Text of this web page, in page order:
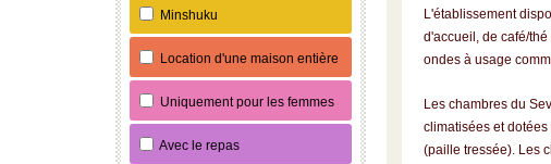
L'établissement
d'accueil, de café/
ondes à usage
Les chambres du
climatisées et
(paille tressée). Les
Minshuku
Location d'une maison entière
Uniquement pour les femmes
Avec le repas